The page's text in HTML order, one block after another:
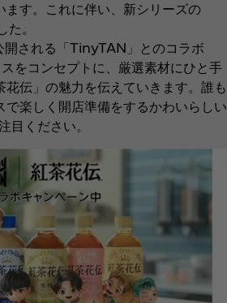
ます。これに伴い、新シリーズの
。
される「TinyTAN」とのコラボ
をコンセプトに、厳選素材にひと手
花伝」の魅力を伝えていきます。誰も
で楽しく開店準備をするかわいらしい
目ください。